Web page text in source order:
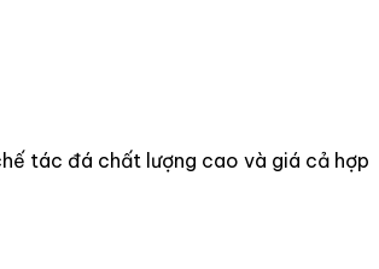
tác đá chất lượng cao và giá cả hợp